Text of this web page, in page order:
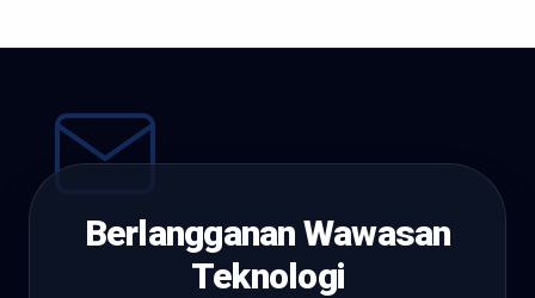
Berlangganan Wawasan
Teknologi